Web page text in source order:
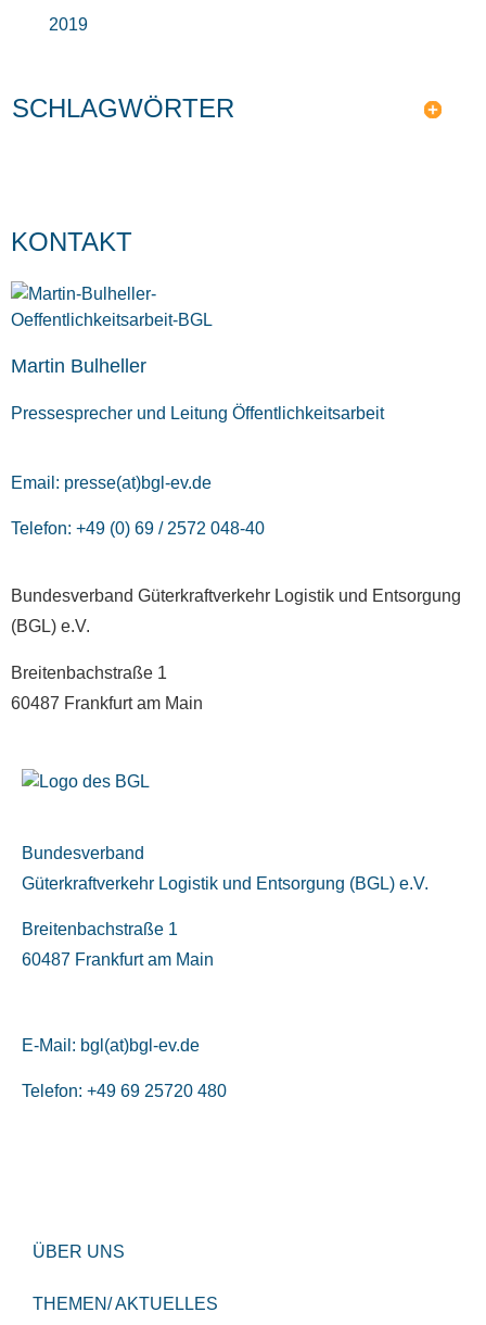
2019
SCHLAGWÖRTER
KONTAKT
Martin Bulheller
Pressesprecher und Leitung Öffentlichkeitsarbeit
Email: presse(at)bgl-ev.de
Telefon: +49 (0) 69 / 2572 048-40
Bundesverband Güterkraftverkehr Logistik und Entsorgung
(BGL) e.V.
Breitenbachstraße 1
60487 Frankfurt am Main
Bundesverband
Güterkraftverkehr Logistik und Entsorgung (BGL) e.V.
Breitenbachstraße 1
60487 Frankfurt am Main
E-Mail: bgl(at)bgl-ev.de
Telefon: +49 69 25720 480
ÜBER UNS
THEMEN/ AKTUELLES